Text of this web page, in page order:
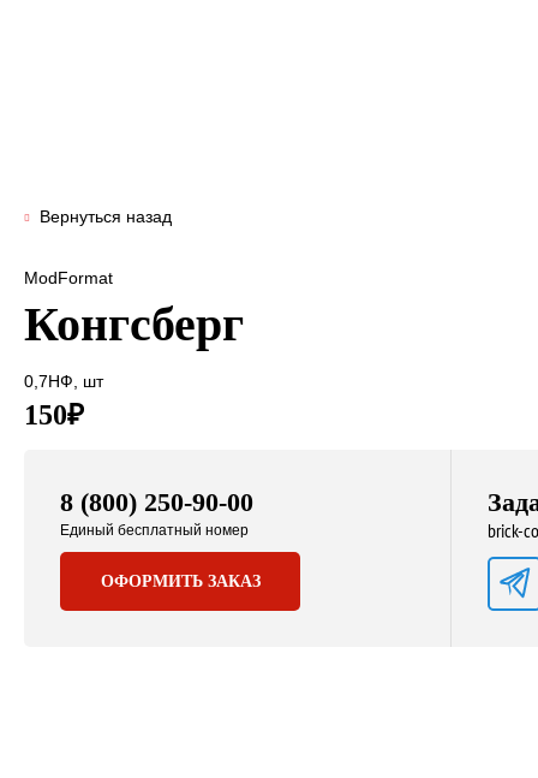
Вернуться назад
ModFormat
Конгсберг
0,7НФ, шт
150₽
8 (800) 250-90-00
Единый бесплатный номер
ОФОРМИТЬ ЗАКАЗ
brick-